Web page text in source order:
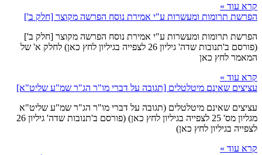
קרא עוד »
הפרשת תרומות ומעשרות ע"י אמירת נוסח הפרשה מקוצר [חלק ב']
הפרשת תרומות ומעשרות ע"י אמירת נוסח הפרשה מקוצר [חלק ב']
(פורסם ב'תנובות שדה' גיליון 26 לצפייה בגיליון לחץ כאן) לחלק א' של
המאמר לחץ כאן
קרא עוד »
עציצים שאינם מיטלטלים [תגובה על דברי מו"ר הג"ר שמ"ע שליט"א]
עציצים שאינם מיטלטלים (תגובה על דברי מו"ר הג"ר שמ"ע שליט"א
מגליון מס' 25 לצפייה בגיליון לחץ כאן) (פורסם ב'תנובות שדה' גיליון 26
לצפייה בגיליון לחץ כאן)
קרא עוד »